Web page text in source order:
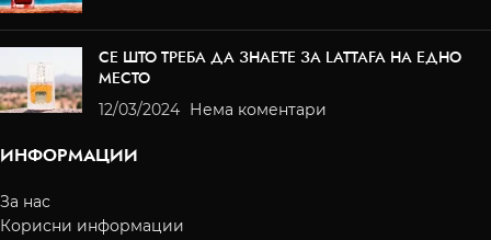
СЕ ШТО ТРЕБА ДА ЗНАЕТЕ ЗА LATTAFA НА ЕДНО
МЕСТО
12/03/2024 Нема коментари
ИНФОРМАЦИИ
За нас
Корисни информации